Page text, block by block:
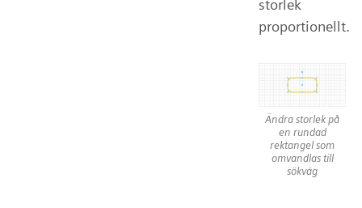
storlek
proportionellt.
Ändra storlek på
en rundad
rektangel som
omvandlas till
sökväg